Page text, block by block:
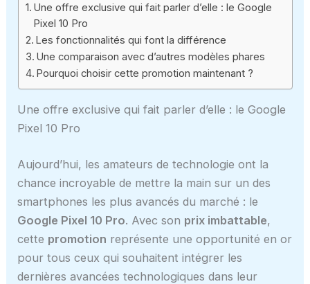
Une offre exclusive qui fait parler d’elle : le Google
Pixel 10 Pro
Les fonctionnalités qui font la différence
Une comparaison avec d’autres modèles phares
Pourquoi choisir cette promotion maintenant ?
Une offre exclusive qui fait parler d’elle : le Google
Pixel 10 Pro
Aujourd’hui, les amateurs de technologie ont la
chance incroyable de mettre la main sur un des
smartphones les plus avancés du marché : le
Google Pixel 10 Pro. Avec son prix imbattable,
cette promotion représente une opportunité en or
pour tous ceux qui souhaitent intégrer les
dernières avancées technologiques dans leur